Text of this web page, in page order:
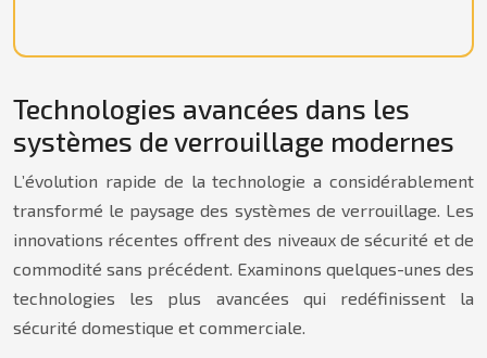
Technologies avancées dans les
systèmes de verrouillage modernes
L’évolution rapide de la technologie a considérablement
transformé le paysage des systèmes de verrouillage. Les
innovations récentes offrent des niveaux de sécurité et de
commodité sans précédent. Examinons quelques-unes des
technologies les plus avancées qui redéfinissent la
sécurité domestique et commerciale.